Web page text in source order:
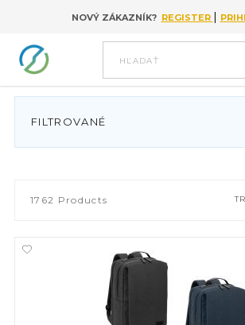
Go to content
NOVÝ ZÁKAZNÍK? REGISTER |
hľadať
FILTROVANÉ
1762 Products